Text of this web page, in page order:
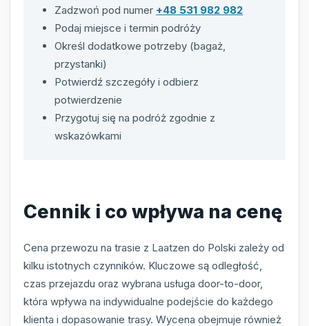
Zadzwoń pod numer +48 531 982 982
Podaj miejsce i termin podróży
Określ dodatkowe potrzeby (bagaż,
przystanki)
Potwierdź szczegóły i odbierz
potwierdzenie
Przygotuj się na podróż zgodnie z
wskazówkami
Cennik i co wpływa na cenę
Cena przewozu na trasie z Laatzen do Polski zależy od
kilku istotnych czynników. Kluczowe są odległość,
czas przejazdu oraz wybrana usługa door-to-door,
która wpływa na indywidualne podejście do każdego
klienta i dopasowanie trasy. Wycena obejmuje również